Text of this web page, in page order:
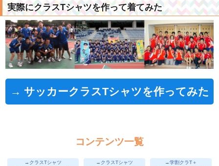
実際にクラスTシャツを作って着てみた
→ サッカークラスTシャツを作ってみた
コンテンツ一覧
→クラスTシャツ
→クラスTシャツ
→学割クラT＋